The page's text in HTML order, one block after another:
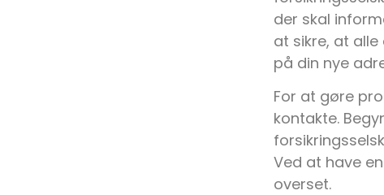
der skal
at sikre, at
på din nye
For at gøre
kontakte.
Ved at have
overset.